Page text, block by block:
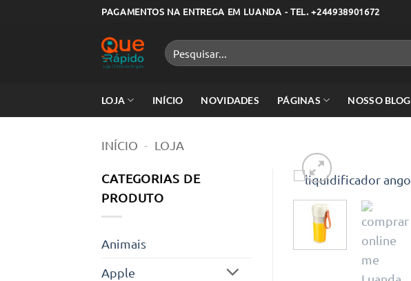
PAGAMENTOS NA ENTREGA EM LUANDA - TEL. +244938901672
Pesquisar
por:
LOJA INÍCIO NOVIDADES PÁGINAS NOSSO BLOG
INÍCIO - LOJA
CATEGORIAS DE
PRODUTO
Animais
Apple